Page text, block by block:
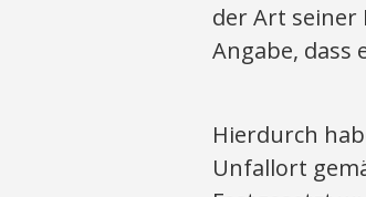
der Art seiner
Angabe, dass
Hierdurch
Unfallort